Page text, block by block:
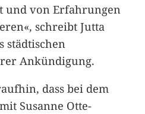
und von Erfahrungen
schreibt Jutta
städtischen
Ankündigung.
dass bei dem
Susanne Otte-